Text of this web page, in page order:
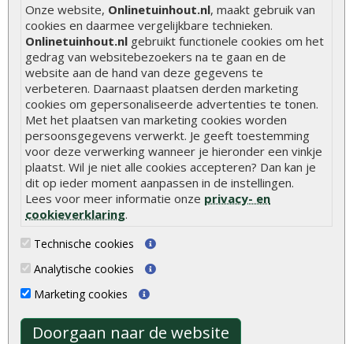
Onze website, Onlinetuinhout.nl, maakt gebruik van
cookies en daarmee vergelijkbare technieken.
Onlinetuinhout.nl gebruikt functionele cookies om het
gedrag van websitebezoekers na te gaan en de
website aan de hand van deze gegevens te
verbeteren. Daarnaast plaatsen derden marketing
cookies om gepersonaliseerde advertenties te tonen.
Met het plaatsen van marketing cookies worden
persoonsgegevens verwerkt. Je geeft toestemming
voor deze verwerking wanneer je hieronder een vinkje
plaatst. Wil je niet alle cookies accepteren? Dan kan je
dit op ieder moment aanpassen in de instellingen.
Lees voor meer informatie onze privacy- en
cookieverklaring.
Technische cookies
Analytische cookies
Marketing cookies
Doorgaan naar de website
De schuttingplank grenen
geïmpregneerd 1,6 x 14 x 400
cm is ..
€ 6,75 € 8,10
Regel douglas bezaagd 5 x 15
cm, zeer stevige balken
geschik..
€ 20,95
Advies of vragen?
info@onlinetuinhout.nl
Scherpe prijzen